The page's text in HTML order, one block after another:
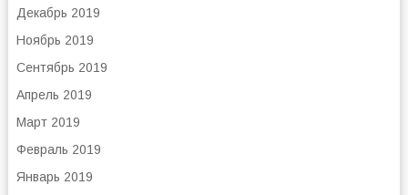
Декабрь 2019
Ноябрь 2019
Сентябрь 2019
Апрель 2019
Март 2019
Февраль 2019
Январь 2019